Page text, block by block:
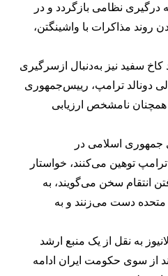
نظامی بازگردد و در
مذاکرات با واشینگتن،
سفید نیز به‌دنبال ازسرگیری
دونالد ترامپ، رییس‌جمهوری
همچنان نامشخص ارزیابی
جمهوری اسلامی در
توهین می‌کنند، خواستار
انتقام سخن می‌گویند، به
متحده دست می‌زنند و به
به نقل از یک منبع ارشد
از سوی حکومت ایران ادامه